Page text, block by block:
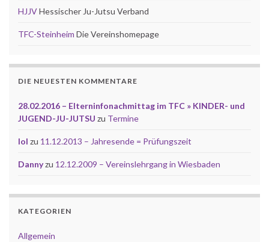
HJJVHessischer Ju-Jutsu Verband
TFC-Steinheim Die Vereinshomepage
DIE NEUESTEN KOMMENTARE
28.02.2016 – Elterninfonachmittag im TFC » KINDER- und
JUGEND-JU-JUTSU zu Termine
lol zu 11.12.2013 – Jahresende = Prüfungszeit
Dannyzu 12.12.2009 – Vereinslehrgang in Wiesbaden
KATEGORIEN
Allgemein